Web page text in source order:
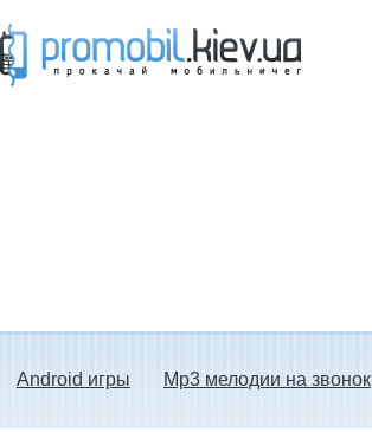
Android игры Mp3 мелодии на звонок